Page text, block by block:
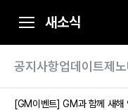
t
새소식
공지사항업데이트제
[GM이벤트]GM과 함께 새해